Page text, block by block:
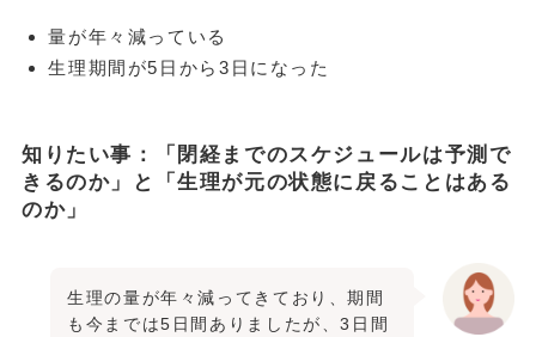
量が年々減っている
生理期間が5日から3日になった
知りたい事：「閉経までのスケジュールは予測で
きるのか」と「生理が元の状態に戻ることはある
のか」
生理の量が年々減ってきており、期間
も今までは5日間ありましたが、3日間